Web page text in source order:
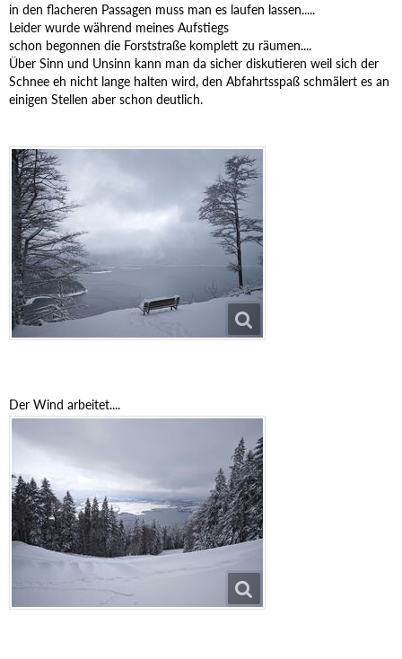
in den flacheren Passagen muss man es laufen lassen.....
Leider wurde während meines Aufstiegs
schon begonnen die Forststraße komplett zu räumen....
Über Sinn und Unsinn kann man da sicher diskutieren weil sich der
Schnee eh nicht lange halten wird, den Abfahrtsspaß schmälert es an
einigen Stellen aber schon deutlich.
Der Wind arbeitet....